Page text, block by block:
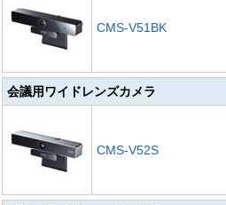
CMS-V51BK
会議用ワイドレンズカメラ
CMS-V52S